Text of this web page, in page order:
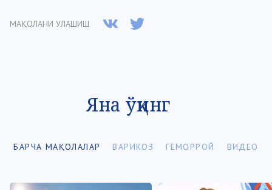
МАҚОЛАНИ УЛАШИШ
Яна ўқинг
БАРЧА МАҚОЛАЛАР ВАРИКОЗ ГЕМОРРОЙ ВИДЕО